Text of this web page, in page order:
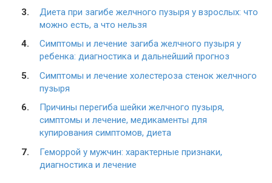
Диета при загибе желчного пузыря у взрослых: что
можно есть, а что нельзя
Симптомы и лечение загиба желчного пузыря у
ребенка: диагностика и дальнейший прогноз
Симптомы и лечение холестероза стенок желчного
пузыря
Причины перегиба шейки желчного пузыря,
симптомы и лечение, медикаменты для
купирования симптомов, диета
Геморрой у мужчин: характерные признаки,
диагностика и лечение